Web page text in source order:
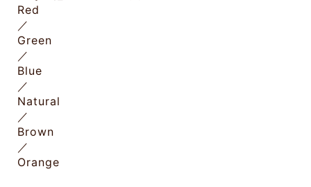
Red
／
Green
／
Blue
／
Natural
／
Brown
／
Orange